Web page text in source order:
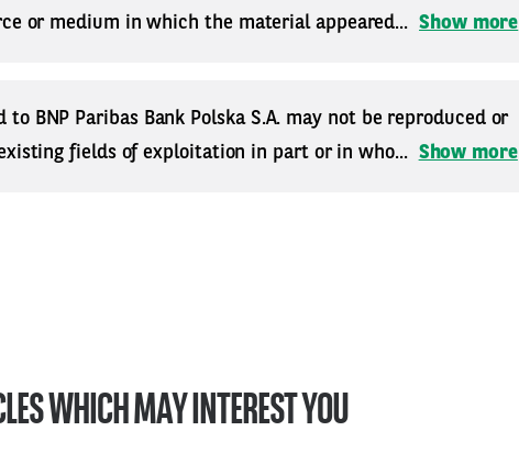
or medium in which the material appeared... Show more
BNP Paribas Bank Polska S.A. may not be reproduced or
fields of exploitation in part or in who... Show more
WHICH MAY INTEREST YOU